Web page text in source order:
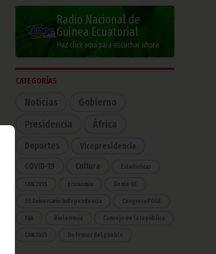
Radio Nacional de
Guinea Ecuatorial
Haz click aquí para escuchar ahora
CATEGORÍAS
Noticias
Gobierno
Presidencia
África
Deportes Vicepresidencia
COVID-19 Cultura Estadísticas
CAN 2015 Economía Gente GE
50 Aniversario Independencia CongresoPDGE
FIJA Bielorrusia Consejo de la república
CAN 2025 Defensor del pueblo